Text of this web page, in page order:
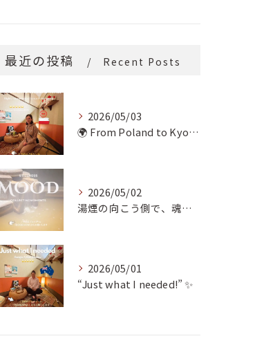
最近の投稿 Recent Posts
2026/05/03
🌍 From Poland to Kyoto! 🇵🇱✨
2026/05/02
湯煙の向こう側で、魂の輪郭を整える。
2026/05/01
“Just what I needed!” ✨